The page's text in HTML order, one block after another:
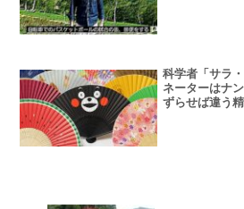
科学者「サラ
ネーターはナ
ずらせば違う精